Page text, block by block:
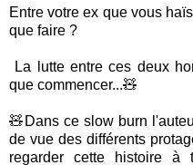
Entre votre ex que vous
que faire ?
La lutte entre ces deux
que commencer...🧸
🧸Dans ce slow burn
de vue des différents
regarder cette histoire à